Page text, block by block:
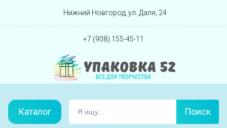
Перейти вниз
Нижний Новгород, ул. Даля, 24
+7 (908) 155-45-11
Каталог Поиск